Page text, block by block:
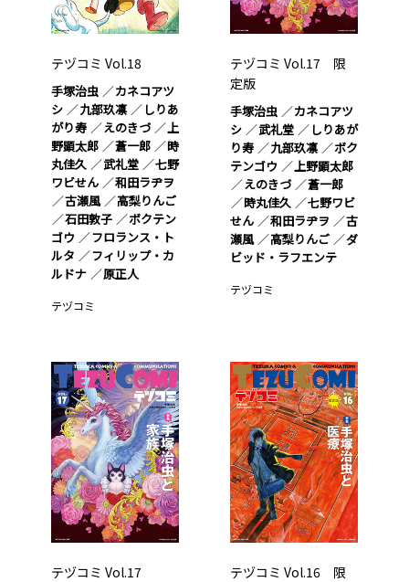
テヅコミ Vol.18
手塚治虫
カネコアツ
シ
九部玖凛
しりあ
がり寿
えのきづ
上
野顕太郎
蒼一郎
時
丸佳久
武礼堂
七野
ワビせん
和田ラヂヲ
古瀬風
高梨りんご
石田敦子
ボクテン
ゴウ
フロランス・ト
ルタ
フィリップ・カ
ルドナ
原正人
テヅコミ
テヅコミ Vol.17 限
定版
手塚治虫
カネコアツ
シ
武礼堂
しりあが
り寿
九部玖凛
ボク
テンゴウ
上野顕太郎
えのきづ
蒼一郎
時丸佳久
七野ワビ
せん
和田ラヂヲ
古
瀬風
高梨りんご
ダ
ビッド・ラフエンテ
テヅコミ
テヅコミ Vol.17
テヅコミ Vol.16 限